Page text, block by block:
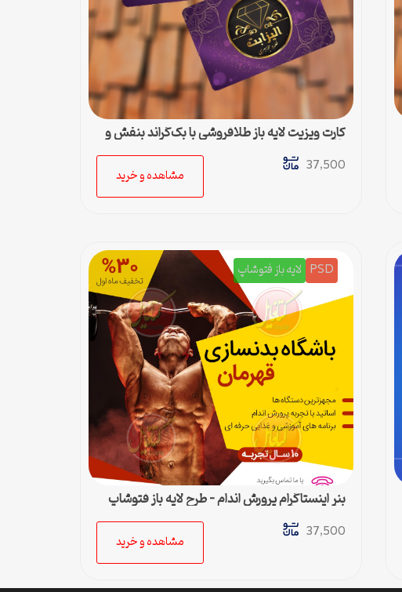
کارت ویزیت لایه باز طلافروشی با بک‌گراند بنفش و
طلایی
37,500
مشاهده و خرید
PSD لایه باز فتوشاپ
بنر اینستاگرام پرورش اندام – طرح لایه باز فتوشاپ
برای پست اینستا
37,500
مشاهده و خرید